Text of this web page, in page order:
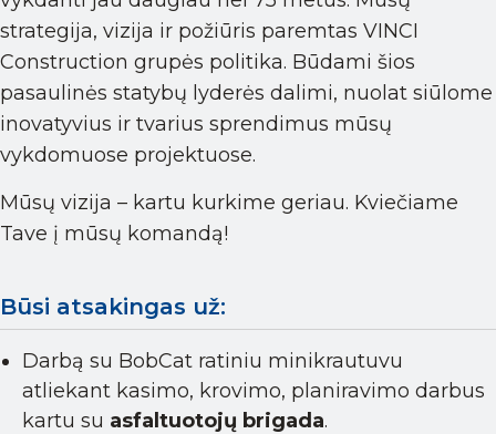
strategija, vizija ir požiūris paremtas VINCI
Construction grupės politika. Būdami šios
pasaulinės statybų lyderės dalimi, nuolat siūlome
inovatyvius ir tvarius sprendimus mūsų
vykdomuose projektuose.
Mūsų vizija – kartu kurkime geriau. Kviečiame
Tave į mūsų komandą!
Būsi atsakingas už:
Darbą su BobCat ratiniu minikrautuvu
atliekant kasimo, krovimo, planiravimo darbus
kartu su asfaltuotojų brigada.